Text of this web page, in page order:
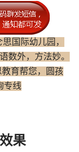
国际幼儿园，
数外，方法妙。
育帮您，圆孩
专线
果